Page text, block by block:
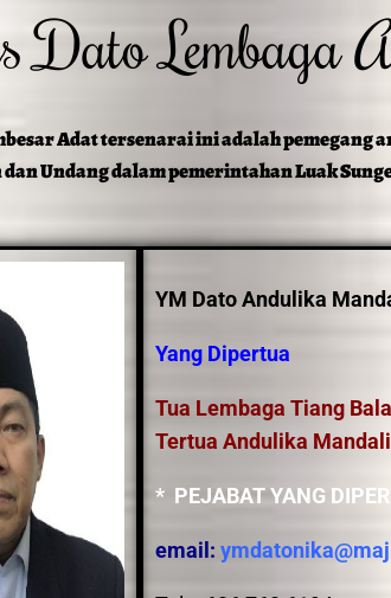
Dato Lembaga
Adat tersenarai ini adalah pemegang
Undang dalam pemerintahan Luak
YM Dato Andulika
Yang Dipertua
Tua Lembaga Tiang
Tertua Andulika
* PEJABAT YANG
email: